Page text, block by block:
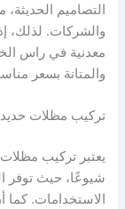
التصاميم الحديثة،
والشركات. لذلك،
معدنية في راس
والمتانة بسعر
تركيب مظلات
يعتبر تركيب
شيوعًا، حيث توفر
الاستخدامات. كما